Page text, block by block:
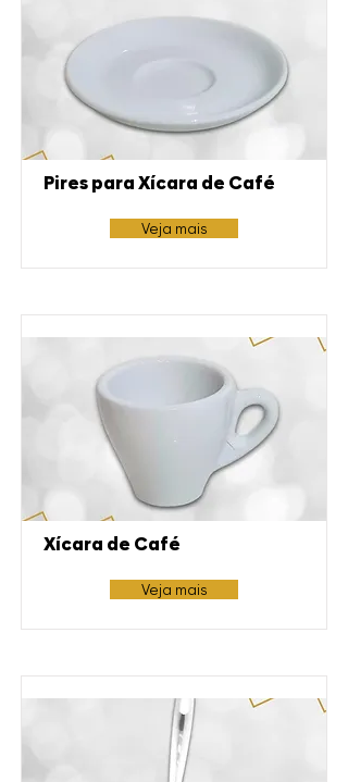
Pires para Xícara de Café
Veja mais
Xícara de Café
Veja mais